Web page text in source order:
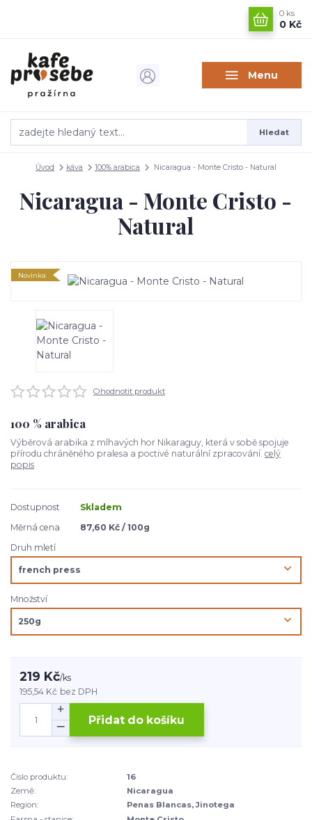
Menu
Hledat
0 ks
0 Kč
Úvod káva 100% arabica Nicaragua - Monte Cristo - Natural
Nicaragua - Monte Cristo -
Natural
Novinka
Ohodnotit produkt
100 % arabica
Výběrová arabika z mlhavých hor Nikaraguy, která v sobě spojuje
přírodu chráněného pralesa a poctivé naturální zpracování. celý
popis
Dostupnost
Skladem
Měrná cena
87,60 Kč / 100g
Druh mletí
Množství
219 Kč/ks
195,54 Kč bez DPH
Přidat do košíku
Číslo produktu:
16
Země:
Nicaragua
Region:
Penas Blancas, Jinotega